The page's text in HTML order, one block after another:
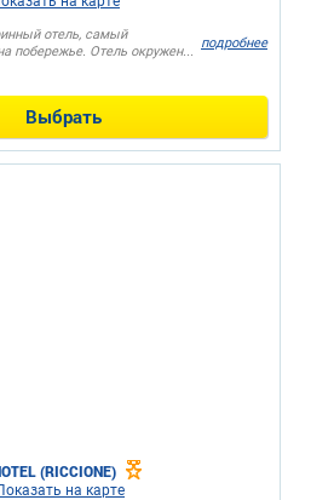
отель, самый
побережье. Отель окружен...
подробнее
Выбрать
(RICCIONE)
на карте